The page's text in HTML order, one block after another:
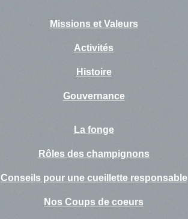
Missions et Valeurs
Activités
Histoire
Gouvernance
La fonge
Rôles des champignons
Conseils pour une cueillette responsable
Nos Coups de coeurs